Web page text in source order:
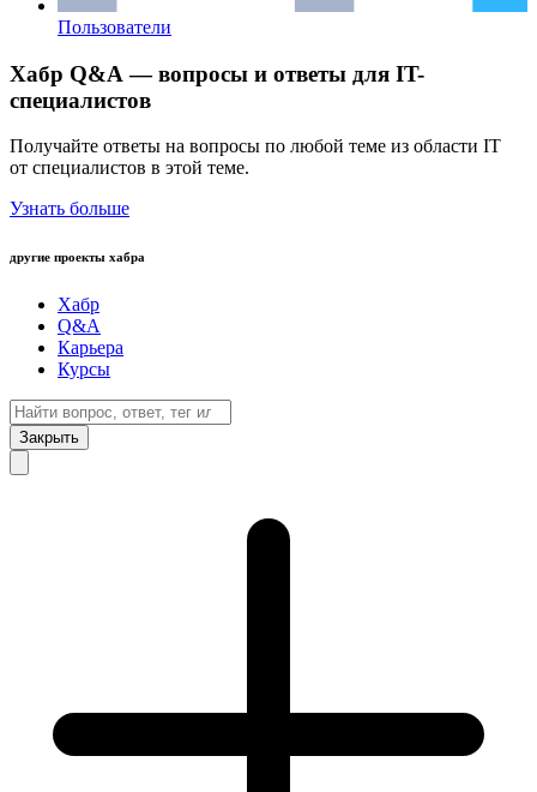
Пользователи
Хабр Q&A — вопросы и ответы для IT-
специалистов
Получайте ответы на вопросы по любой теме из области IT
от специалистов в этой теме.
Узнать больше
другие проекты хабра
Хабр
Q&A
Карьера
Курсы
Закрыть